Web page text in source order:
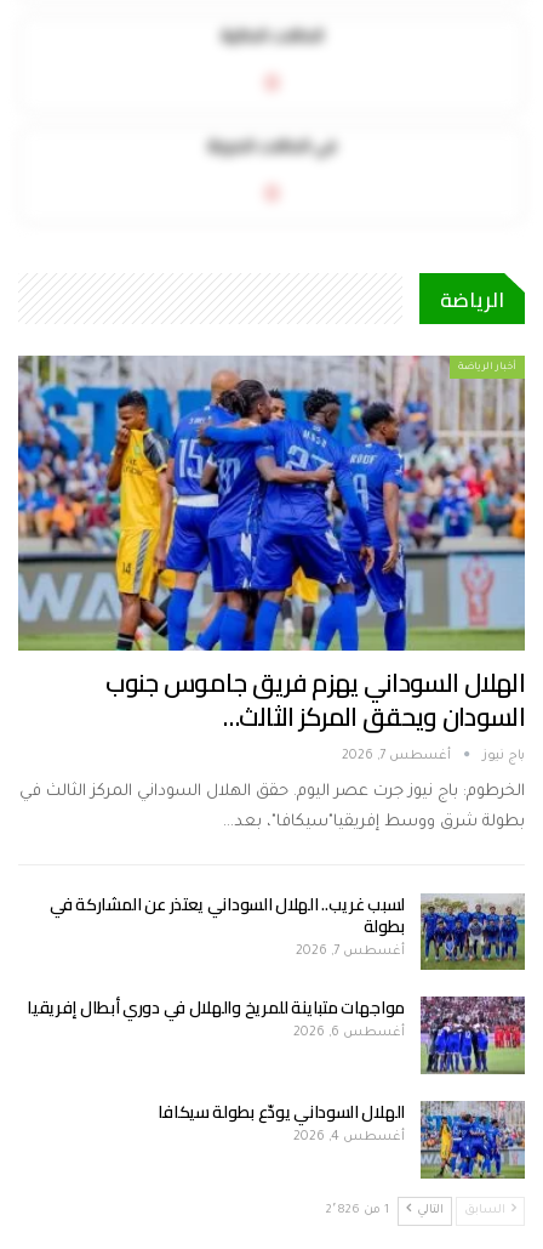
في الحالات الحرجة
الرياضة
أخبار الرياضة
الهلال السوداني يهزم فريق جاموس جنوب
السودان ويحقق المركز الثالث…
باج نيوز أغسطس 7, 2026
الخرطوم: باج نيوز جرت عصر اليوم. حقق الهلال السوداني المركز الثالث في
بطولة شرق ووسط إفريقيا"سيكافا"، بعد…
لسبب غريب.. الهلال السوداني يعتذر عن المشاركة في
بطولة
أغسطس 7, 2026
مواجهات متباينة للمريخ والهلال في دوري أبطال إفريقيا
أغسطس 6, 2026
الهلال السوداني يودّع بطولة سيكافا
أغسطس 4, 2026
السابق التالي 1 من 2٬826